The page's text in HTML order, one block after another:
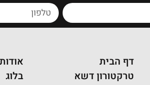
דף הבית
טרקטורון דשא
בלוג